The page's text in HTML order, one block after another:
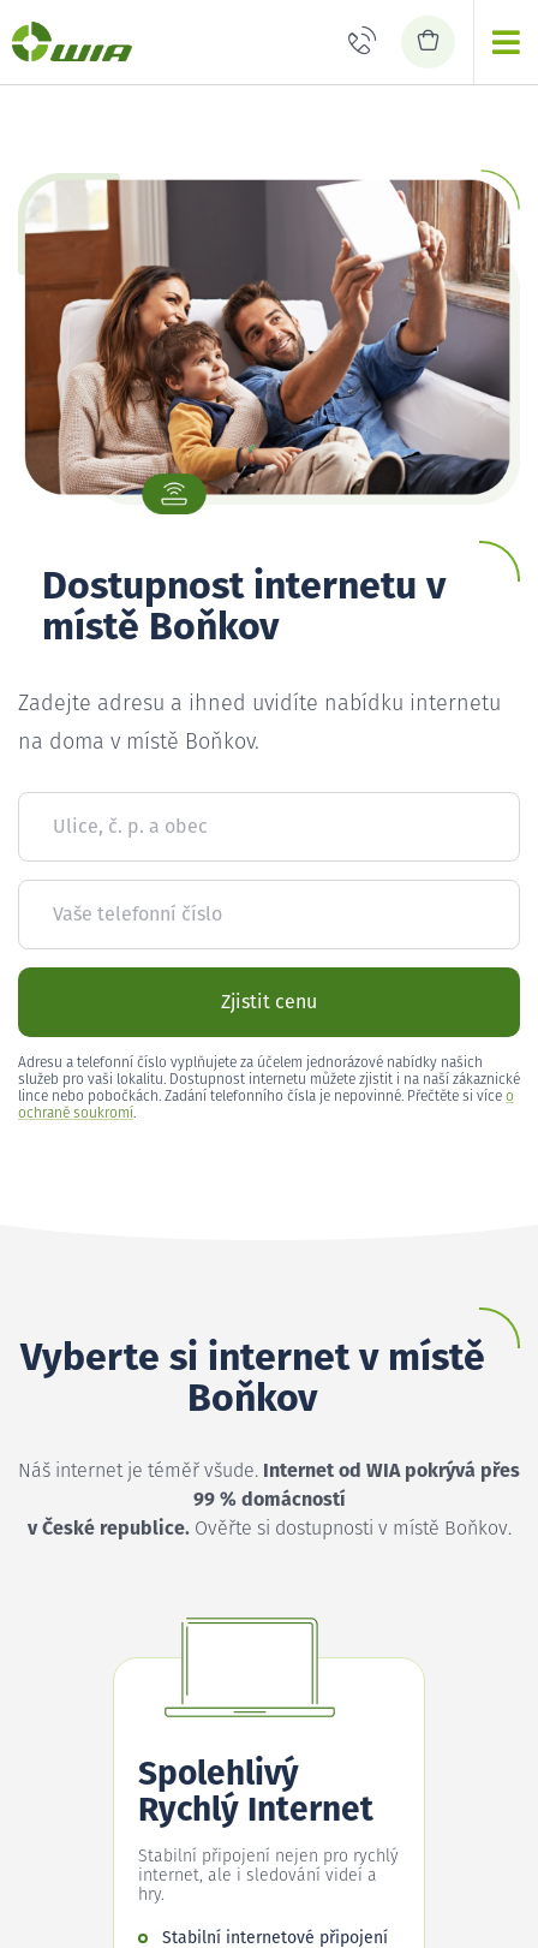
Dostupnost internetu v
místě Boňkov
Zadejte adresu a ihned uvidíte nabídku internetu
na doma v místě Boňkov.
Ulice, č. p. a obec
Vaše telefonní číslo
Zjistit cenu
Adresu a telefonní číslo vyplňujete za účelem jednorázové nabídky našich
služeb pro vaši lokalitu. Dostupnost internetu můžete zjistit i na naší zákaznické
lince nebo pobočkách. Zadání telefonního čísla je nepovinné. Přečtěte si více o
ochraně soukromí.
Vyberte si internet v místě
Boňkov
Náš internet je téměř všude. Internet od WIA pokrývá přes
99 % domácností
v České republice.Ověřte si dostupnosti v místě Boňkov.
Spolehlivý
Rychlý Internet
Stabilní připojení nejen pro rychlý
internet, ale i sledování videí a
hry.
Stabilní internetové připojení